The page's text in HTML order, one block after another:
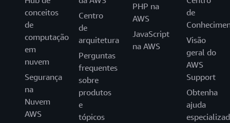
conceitos
de
computação
em
nuvem
Segurança
na
Nuvem
AWS
Centro
de
arquitetura
Perguntas
frequentes
sobre
produtos
e
tópicos
PHP na
AWS
JavaScript
na AWS
de
Visão
geral do
AWS
Support
Obtenha
ajuda